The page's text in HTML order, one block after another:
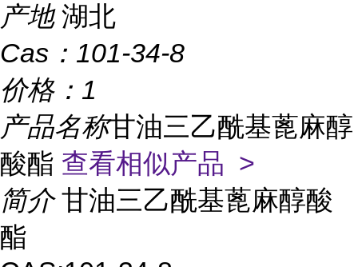
产地 湖北
Cas： 101-34-8
价格： 1
产品名称甘油三乙酰基蓖麻醇
酸酯 查看相似产品 >
简介 甘油三乙酰基蓖麻醇酸
酯